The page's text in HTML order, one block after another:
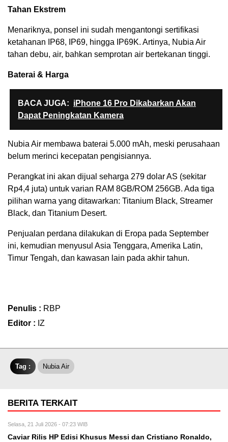
Tahan Ekstrem
Menariknya, ponsel ini sudah mengantongi sertifikasi
ketahanan IP68, IP69, hingga IP69K. Artinya, Nubia Air
tahan debu, air, bahkan semprotan air bertekanan tinggi.
Baterai & Harga
BACA JUGA: iPhone 16 Pro Dikabarkan Akan
Dapat Peningkatan Kamera
Nubia Air membawa baterai 5.000 mAh, meski perusahaan
belum merinci kecepatan pengisiannya.
Perangkat ini akan dijual seharga 279 dolar AS (sekitar
Rp4,4 juta) untuk varian RAM 8GB/ROM 256GB. Ada tiga
pilihan warna yang ditawarkan: Titanium Black, Streamer
Black, dan Titanium Desert.
Penjualan perdana dilakukan di Eropa pada September
ini, kemudian menyusul Asia Tenggara, Amerika Latin,
Timur Tengah, dan kawasan lain pada akhir tahun.
Penulis : RBP
Editor : IZ
Tag : Nubia Air
BERITA TERKAIT
Selasa, 21 Juli 2026 - 07:23 WIB
Caviar Rilis HP Edisi Khusus Messi dan Cristiano Ronaldo,